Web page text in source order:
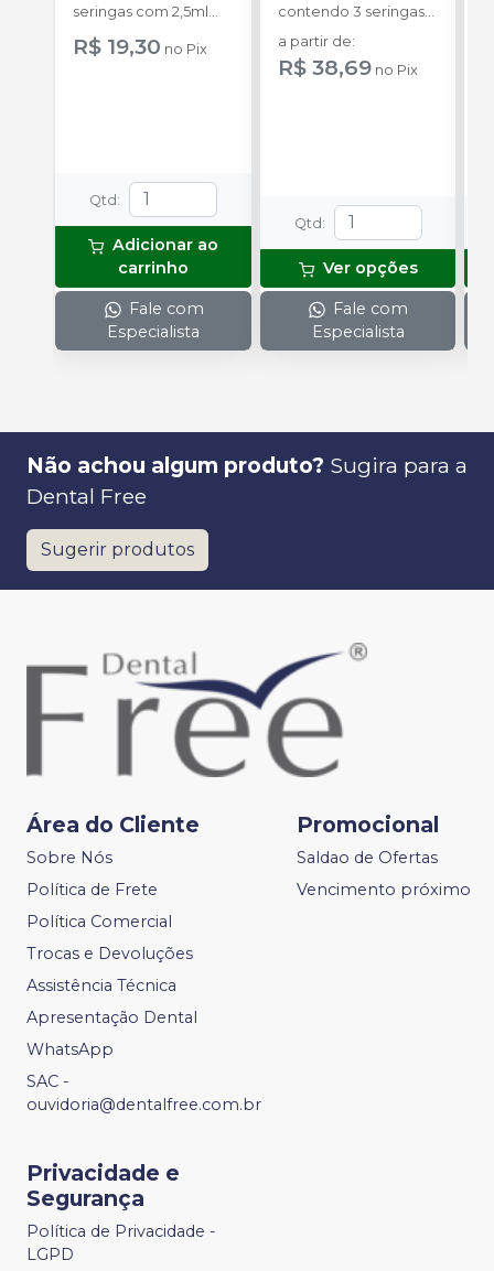
seringas com 2,5ml
cada uma e 3
ponteiras para
R$ 19,30 no Pix
Qtd :
Adicionar ao
carrinho
Fale com
Especialista
contendo 3 seringas
com 3g de gel cada
uma.
a partir de:
R$ 38,69 no Pix
Qtd :
Ver opções
Fale com
Especialista
Não achou algum produto? Sugira para a
Dental Free
Sugerir produtos
Área do Cliente
Sobre Nós
Política de Frete
Política Comercial
Trocas e Devoluções
Assistência Técnica
Apresentação Dental
WhatsApp
SAC -
ouvidoria@dentalfree.com.br
Promocional
Saldao de Ofertas
Vencimento próximo
Privacidade e
Segurança
Política de Privacidade -
LGPD